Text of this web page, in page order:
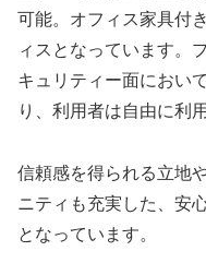
可能。オフィス家具付
ィスとなっています。
キュリティー面におい
り、利用者は自由に利
信頼感を得られる立地
ニティも充実した、安
となっています。